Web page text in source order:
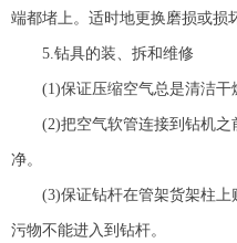
端都堵上。适时地更换磨损或损
5.钻具的装、拆和维修
(1)保证压缩空气总是清洁干
(2)把空气软管连接到钻机之
净。
(3)保证钻杆在管架货架柱上
污物不能进入到钻杆。